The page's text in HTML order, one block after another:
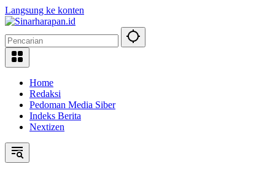
Langsung ke konten
Home
Redaksi
Pedoman Media Siber
Indeks Berita
Nextizen